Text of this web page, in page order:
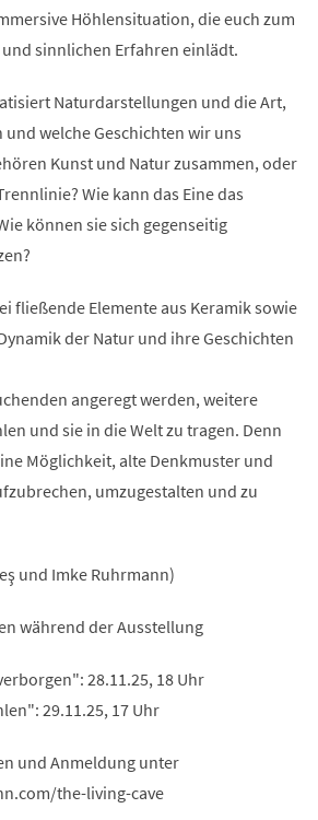
Höhlensituation, die euch zum
sinnlichen Erfahren einlädt.
Naturdarstellungen und die Art,
welche Geschichten wir uns
Kunst und Natur zusammen, oder
Wie kann das Eine das
können sie sich gegenseitig
fließende Elemente aus Keramik sowie
der Natur und ihre Geschichten
angeregt werden, weitere
und sie in die Welt zu tragen. Denn
Möglichkeit, alte Denkmuster und
umzugestalten und zu
und Imke Ruhrmann)
während der Ausstellung
28.11.25, 18 Uhr
29.11.25, 17 Uhr
und Anmeldung unter
the-living-cave